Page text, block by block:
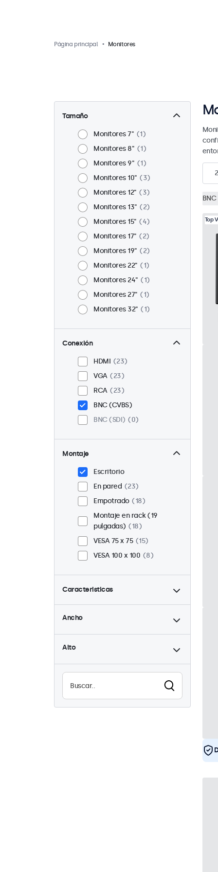
Página principal Monitores
Tamaño
Monitores 7"
1
Monitores 8"
1
Monitores 9"
1
Monitores 10"
3
Monitores 12"
3
Monitores 13"
2
Monitores 15"
4
Monitores 17"
2
Monitores 19"
2
Monitores 22"
1
Monitores 24"
1
Monitores 27"
1
Monitores 32"
1
Conexión
HDMI
23
VGA
23
RCA
23
BNC (CVBS)
BNC (SDI)
0
Montaje
Escritorio
En pared
23
Empotrado
18
Montaje en rack (19
pulgadas)
18
VESA 75 x 75
15
VESA 100 x 100
8
Caracteristicas
4:3 / 5:4
6
Ajuste de brillo
23
Uso continuo (24/7)
23
Antivandalismo
EN50155
23
Ancho
Alto
Top